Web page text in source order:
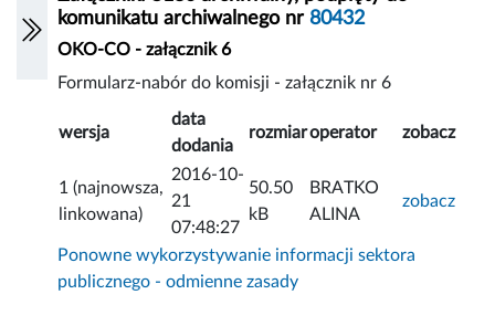
komunikatu archiwalnego nr 80432
OKO-CO - załącznik 6
Formularz-nabór do komisji - załącznik nr 6
wersja
data
dodania
rozmiaroperator zobacz
1 (najnowsza,
linkowana)
2016-10-
21
07:48:27
50.50
kB
BRATKO
ALINA
zobacz
Ponowne wykorzystywanie informacji sektora
publicznego - odmienne zasady